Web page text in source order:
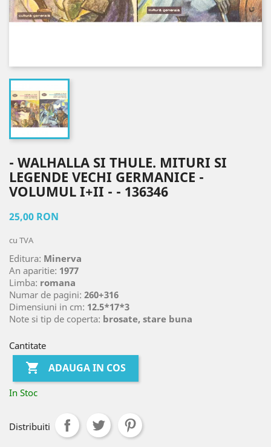
- WALHALLA SI THULE. MITURI SI
LEGENDE VECHI GERMANICE -
VOLUMUL I+II - - 136346
25,00 RON
cu TVA
Editura: Minerva
An aparitie: 1977
Limba: romana
Numar de pagini: 260+316
Dimensiuni in cm: 12.5*17*3
Note si tip de coperta: brosate, stare buna
Cantitate
 ADAUGA IN COS
In Stoc
Distribuiti